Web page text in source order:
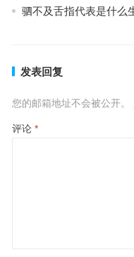
驷不及舌指代表是什么
发表回复
您的邮箱地址不会被公开。
评论 *